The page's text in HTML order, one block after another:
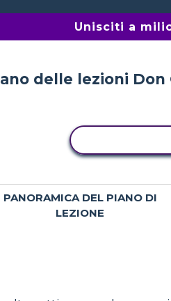
Unisciti a
PANORAMICA DEL PIANO DI
LEZIONE